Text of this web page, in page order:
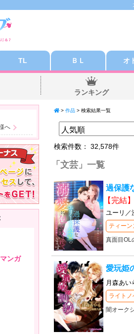
TL ＢＬ オ
ランキング
> 作品 > 検索結果一覧
検索件数： 32,578件
「文芸」一覧
過保護
【完結】
ユーリ／
ティーン
真面目OL
愛玩姫
月森あい
ライトノ
闇オーク
へ
ンガ